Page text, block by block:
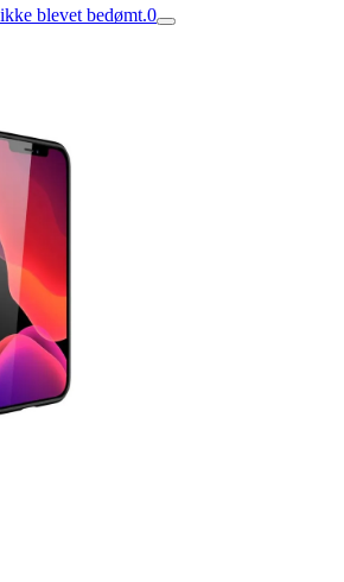
blevet bedømt.0